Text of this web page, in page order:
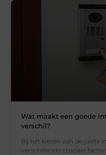
Wat maakt een goede
verschil?
Bij het kiezen van de juiste
verschillende cruciale